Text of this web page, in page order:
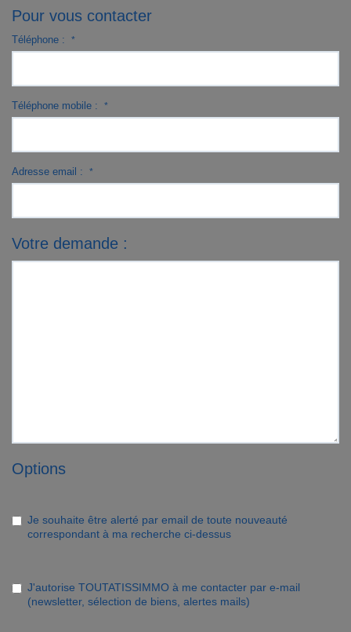
Pour vous contacter
Téléphone : *
Téléphone mobile : *
Adresse email : *
Votre demande :
Options
Je souhaite être alerté par email de toute nouveauté
correspondant à ma recherche ci-dessus
J'autorise TOUTATISSIMMO à me contacter par e-mail
(newsletter, sélection de biens, alertes mails)